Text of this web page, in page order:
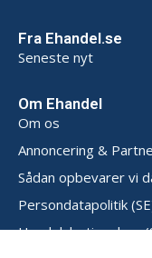
Fra Ehandel.se
Seneste nyt
Om Ehandel
Om os
Annoncering &
Sådan opbevarer vi
Persondatapolitik
Handelsbetingelser